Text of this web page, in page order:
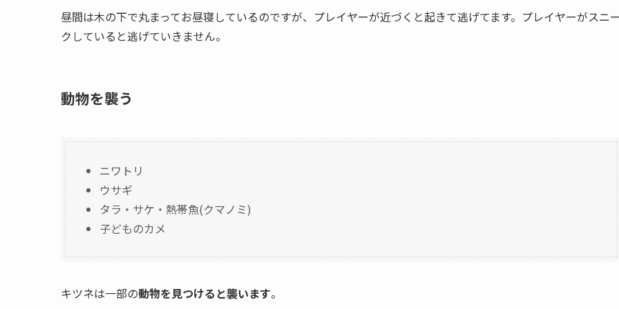
昼間は木の下で丸まってお昼寝しているのですが、プレイヤーが近づくと起きて逃げてます。プレイヤーがスニ
クしていると逃げていきません。
動物を襲う
ニワトリ
ウサギ
タラ・サケ・熱帯魚(クマノミ)
子どものカメ
キツネは一部の動物を見つけると襲います。